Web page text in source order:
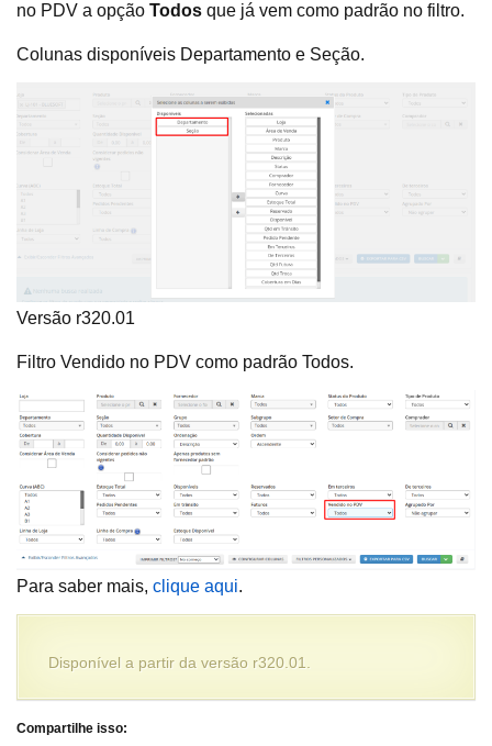
no PDV a opção Todos que já vem como padrão no filtro.
Colunas disponíveis Departamento e Seção.
Versão r320.01
Filtro Vendido no PDV como padrão Todos.
Para saber mais, clique aqui.
Disponível a partir da versão r320.01.
Compartilhe isso: